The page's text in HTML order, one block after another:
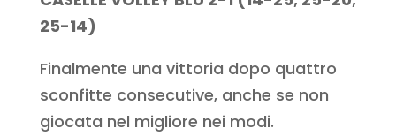
25-14)
Finalmente una vittoria dopo quattro
sconfitte consecutive, anche se non
giocata nel migliore nei modi.